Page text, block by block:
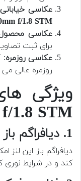
عکاسی خیابانی
f/1.8 STM
عکاسی
برای ثبت
عکاسی روزمره:
روزمره عالی
ویژگی
1.8 STM
1. دیافراگم باز f/1.8
دیافراگم باز این لنز
کند و در شرایط نوری